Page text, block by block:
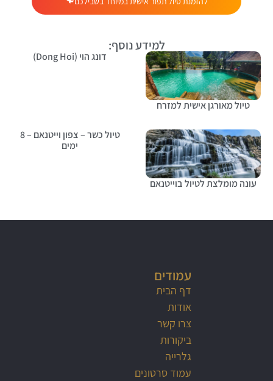
למידע נוסף:
טיול מאורגן אישית למזרח
דונג הוי (Dong Hoi)
עונה מומלצת לטיול בוייטנאם
טיול כשר – צפון וייטנאם – 8
ימים
עמודים
דף הבית
אודות
צרו קשר
ביקורות
גלרייה
עמוד סרטונים